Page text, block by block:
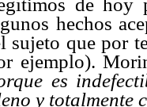
de hoy
hechos
sujeto que por
ejemplo).
es
y totalmente